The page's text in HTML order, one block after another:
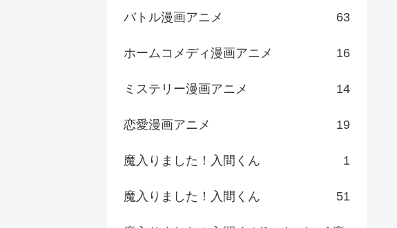
バトル漫画アニメ 63
ホームコメディ漫画アニメ 16
ミステリー漫画アニメ 14
恋愛漫画アニメ 19
魔入りました！入間くん 1
魔入りました！入間くん 51